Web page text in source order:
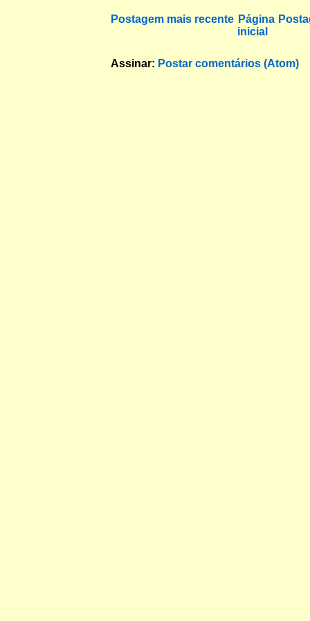
Postagem mais recente Página
inicial
Assinar: Postar comentários (Atom)